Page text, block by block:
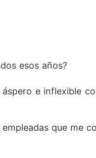
esos años?
e inflexible
que me